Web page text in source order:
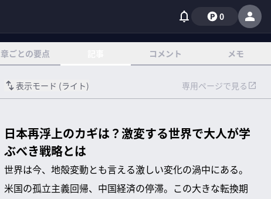
0
章ごとの要点 コメント メモ
表示モード (ライト) 専用ページで見る
日本再浮上のカギは？激変する世界で大人が学
ぶべき戦略とは
世界は今、地殻変動とも言える激しい変化の渦中にある。
米国の孤立主義回帰、中国経済の停滞。この大きな転換期